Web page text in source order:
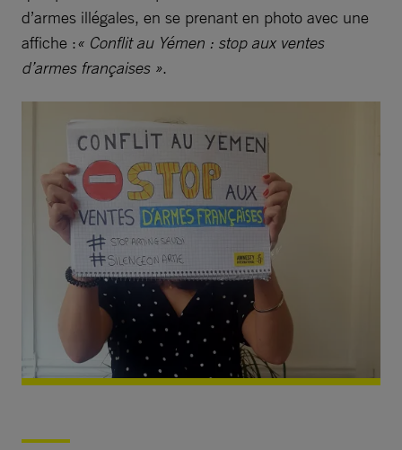
d’armes illégales, en se prenant en photo avec une
affiche :« Conflit au Yémen : stop aux ventes
d’armes françaises ».